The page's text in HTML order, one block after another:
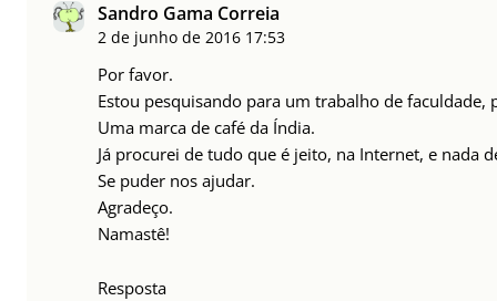
Sandro Gama Correia
2 de junho de 2016 17:53
Por favor.
Estou pesquisando para um trabalho de faculdade,
Uma marca de café da Índia.
Já procurei de tudo que é jeito, na Internet, e nada
Se puder nos ajudar.
Agradeço.
Namastê!
Resposta